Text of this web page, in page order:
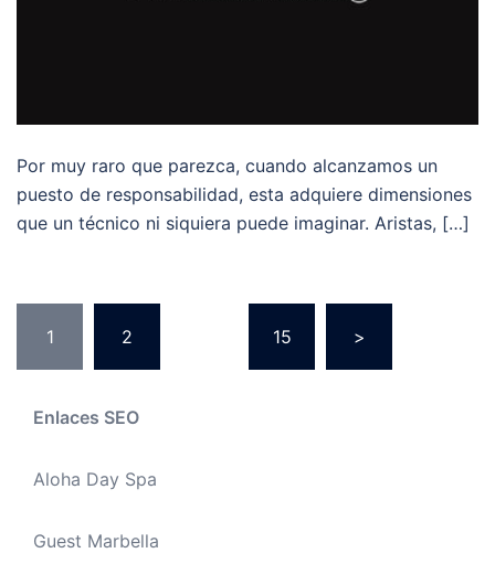
Por muy raro que parezca, cuando alcanzamos un
puesto de responsabilidad, esta adquiere dimensiones
que un técnico ni siquiera puede imaginar. Aristas, […]
entradas
1 2 15 >
Enlaces SEO
Aloha Day Spa
Guest Marbella